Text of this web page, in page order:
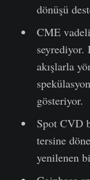
dönüşü
CME
seyrediyor.
akışlarla
gösteriyor.
Spot CVD
tersine
yenilenen